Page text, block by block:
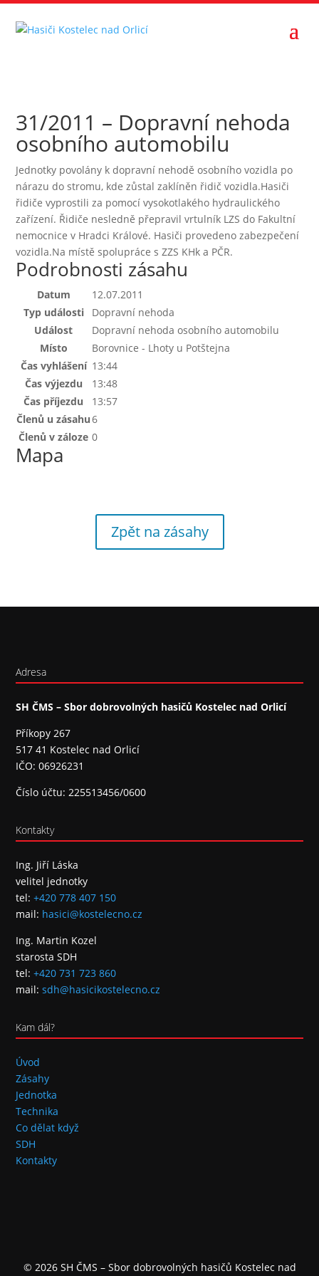
31/2011 – Dopravní nehoda
osobního automobilu
Jednotky povolány k dopravní nehodě osobního vozidla po
nárazu do stromu, kde zůstal zaklíněn řidič vozidla.Hasiči
řidiče vyprostili za pomocí vysokotlakého hydraulického
zařízení. Řidiče nesledně přepravil vrtulník LZS do Fakultní
nemocnice v Hradci Králové. Hasiči provedeno zabezpečení
vozidla.Na místě spolupráce s ZZS KHk a PČR.
Podrobnosti zásahu
Datum
12.07.2011
Typ události
Dopravní nehoda
Událost
Dopravní nehoda osobního automobilu
Místo
Borovnice - Lhoty u Potštejna
Čas vyhlášení 13:44
Čas výjezdu
13:48
Čas příjezdu
13:57
Členů u zásahu6
Členů v záloze 0
Mapa
Zpět na zásahy
Adresa
SH ČMS – Sbor dobrovolných hasičů Kostelec nad Orlicí
Příkopy 267
517 41 Kostelec nad Orlicí
IČO: 06926231
Číslo účtu: 225513456/0600
Kontakty
Ing. Jiří Láska
velitel jednotky
tel:+420 778 407 150
mail: hasici@kostelecno.cz
Ing. Martin Kozel
starosta SDH
tel:+420 731 723 860
mail:sdh@hasicikostelecno.cz
Kam dál?
Úvod
Zásahy
Jednotka
Technika
Co dělat když
SDH
Kontakty
© 2026 SH ČMS – Sbor dobrovolných hasičů Kostelec nad